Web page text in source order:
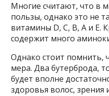
Многие считают, что в
пользы, однако это не
витамины D, С, В, А и Е.
содержит много
Однако стоит помнить,
мера. Два бутерброда,
будет вполне
здоровья волос, зрения